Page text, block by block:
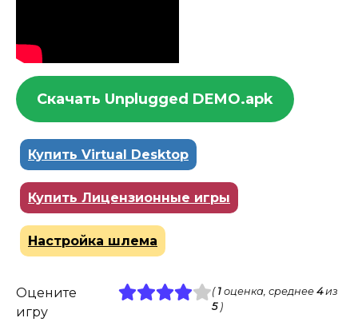
Скачать Unplugged DEMO.apk
Купить Virtual Desktop
Купить Лицензионные игры
Настройка шлема
Оцените
игру
( 1оценка, среднее 4из
5)